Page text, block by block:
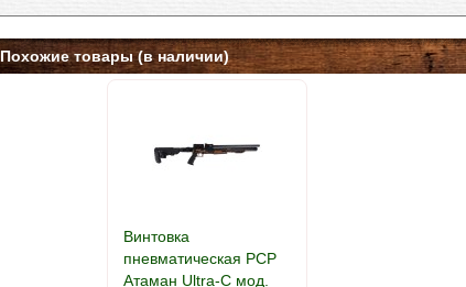
Похожие товары (в наличии)
Винтовка
пневматическая PCP
Атаман Ultra-C мод.